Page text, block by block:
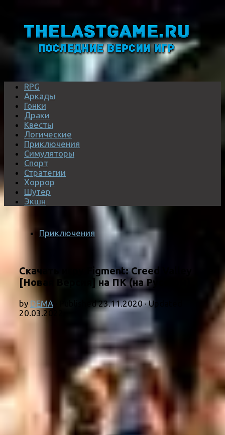
RPG
Аркады
Гонки
Драки
Квесты
Логические
Приключения
Симуляторы
Спорт
Стратегии
Хоррор
Шутер
Экшн
Приключения
Скачать игру Figment: Creed Valley
[Новая Версия] на ПК (на Русском)
by DEMA · Published23.11.2020· Updated
20.03.2022